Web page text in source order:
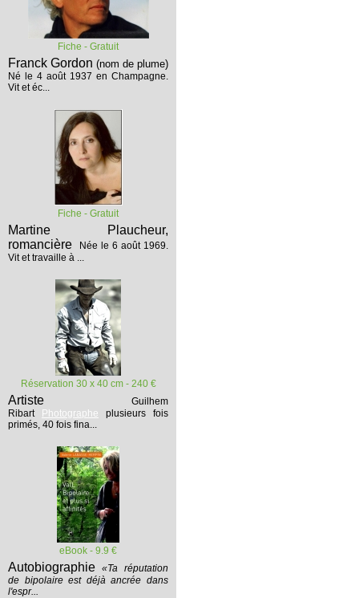
Fiche - Gratuit
Franck Gordon (nom de plume)
Né le 4 août 1937 en Champagne.
Vit et éc...
Fiche - Gratuit
Martine Plaucheur,
romancière
Née le 6 août 1969.
Vit et travaille à ...
Réservation 30 x 40 cm - 240 €
Artiste
Guilhem
Ribart
Photographe plusieurs fois
primés, 40 fois fina...
eBook - 9.9 €
Autobiographie «Ta réputation
de bipolaire est déjà ancrée dans
l'espr...